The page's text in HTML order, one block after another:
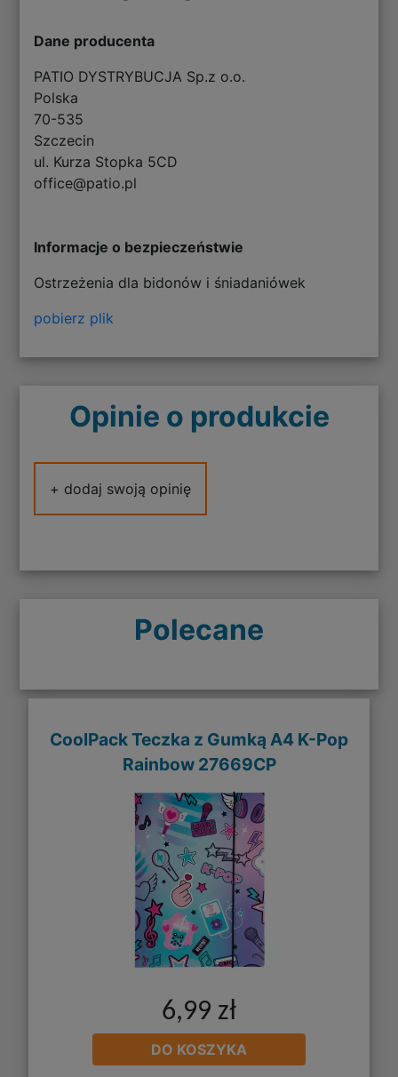
Dane producenta
PATIO DYSTRYBUCJA Sp.z o.o.
Polska
70-535
Szczecin
ul. Kurza Stopka 5CD
office@patio.pl
Informacje o bezpieczeństwie
Ostrzeżenia dla bidonów i śniadaniówek
pobierz plik
Opinie o produkcie
+ dodaj swoją opinię
Polecane
CoolPack Teczka z Gumką A4 K-Pop
Rainbow 27669CP
6,99 zł
DO KOSZYKA